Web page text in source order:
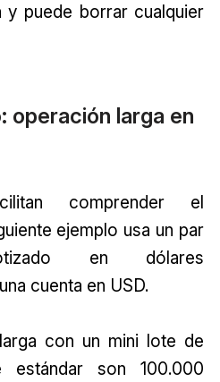
y puede borrar cualquier
operación larga en
comprender el
ejemplo usa un par
en dólares
cuenta en USD.
con un mini lote de
estándar son 100.000